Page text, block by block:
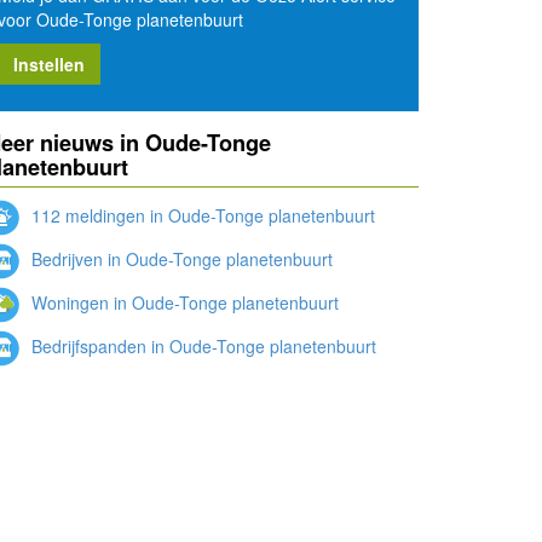
Oude-Tonge planetenbuurt
Instellen
nieuws in Oude-Tonge
112 meldingen in Oude-Tonge planetenbuurt
Bedrijven in Oude-Tonge planetenbuurt
Woningen in Oude-Tonge planetenbuurt
Bedrijfspanden in Oude-Tonge planetenbuurt